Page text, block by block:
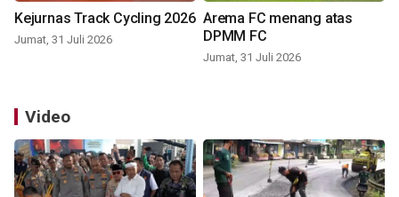
Kejurnas Track Cycling 2026
Jumat, 31 Juli 2026
Arema FC menang atas
DPMM FC
Jumat, 31 Juli 2026
Video